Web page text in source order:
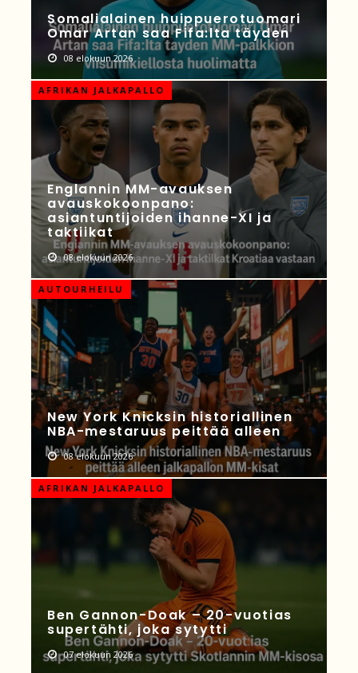
Somalialainen huippuerotuomari
Omar Artan saa Fifa:lta täyden
08 elokuun 2026
AFRIKAN JALKAPALLO
Englannin MM-avauksen
avauskokoonpano:
asiantuntijoiden ihanne-XI ja
taktiikat
08 elokuun 2026
AUTOURHEILU
New York Knicksin historiallinen
NBA-mestaruus peittää alleen
08 elokuun 2026
AFRIKAN JALKAPALLO
Ben Gannon-Doak – 20-vuotias
supertähti, joka sytytti
07 elokuun 2026